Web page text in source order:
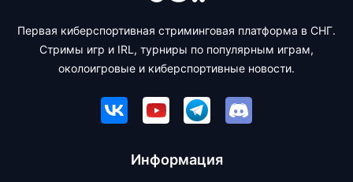
Первая киберспортивная стриминговая платформа в СНГ.
Стримы игр и IRL, турниры по популярным играм,
околоигровые и киберспортивные новости.
Информация